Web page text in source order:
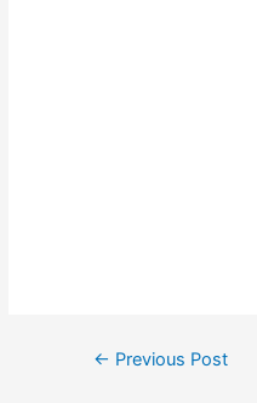
Post← Previous Post